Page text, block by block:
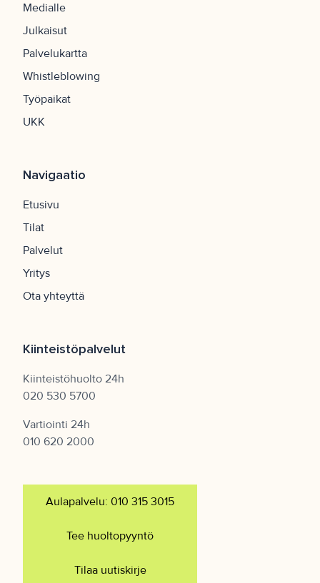
Medialle
Julkaisut
Palvelukartta
Whistleblowing
Työpaikat
UKK
Navigaatio
Etusivu
Tilat
Palvelut
Yritys
Ota yhteyttä
Kiinteistöpalvelut
Kiinteistöhuolto 24h
020 530 5700
Vartiointi 24h
010 620 2000
Aulapalvelu: 010 315 3015
Tee huoltopyyntö
Tilaa uutiskirje